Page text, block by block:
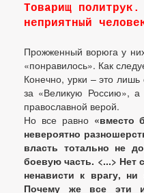
Товарищ
неприятный
Прожженный ворюга у
«понравилось». Как
Конечно, урки – это
за «Великую Россию»,
православной верой.
Но все равно«вместо
невероятно
власть тотально не
боевую часть. <...> Нет
ненависти к врагу,
Почему же все эти